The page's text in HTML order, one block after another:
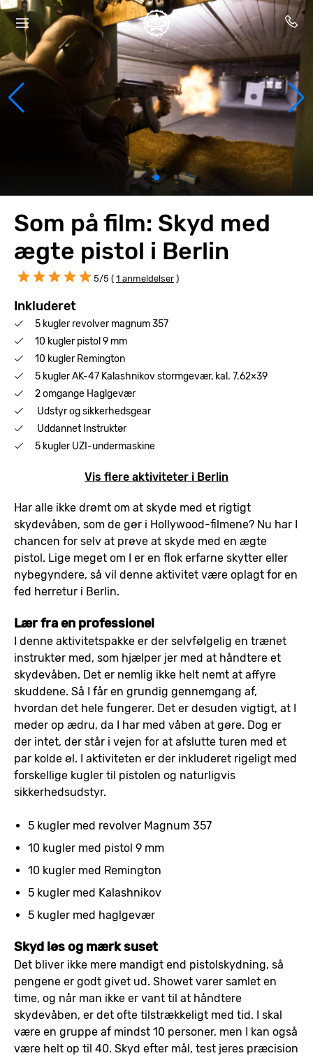
Som på film: Skyd med
ægte pistol i Berlin
5/5 ( 1 anmeldelser )
Inkluderet
5 kugler revolver magnum 357
10 kugler pistol 9 mm
10 kugler Remington
5 kugler AK-47 Kalashnikov stormgevær, kal. 7.62×39
2 omgange Haglgevær
Udstyr og sikkerhedsgear
Uddannet Instruktør
5 kugler UZI-undermaskine
Vis flere aktiviteter i Berlin
Har alle ikke drømt om at skyde med et rigtigt
skydevåben, som de gør i Hollywood-filmene? Nu har I
chancen for selv at prøve at skyde med en ægte
pistol. Lige meget om I er en flok erfarne skytter eller
nybegyndere, så vil denne aktivitet være oplagt for en
fed herretur i Berlin.
Lær fra en professionel
I denne aktivitetspakke er der selvfølgelig en trænet
instruktør med, som hjælper jer med at håndtere et
skydevåben. Det er nemlig ikke helt nemt at affyre
skuddene. Så I får en grundig gennemgang af,
hvordan det hele fungerer. Det er desuden vigtigt, at I
møder op ædru, da I har med våben at gøre. Dog er
der intet, der står i vejen for at afslutte turen med et
par kolde øl. I aktiviteten er der inkluderet rigeligt med
forskellige kugler til pistolen og naturligvis
sikkerhedsudstyr.
5 kugler med revolver Magnum 357
10 kugler med pistol 9 mm
10 kugler med Remington
5 kugler med Kalashnikov
5 kugler med haglgevær
Skyd løs og mærk suset
Det bliver ikke mere mandigt end pistolskydning, så
pengene er godt givet ud. Showet varer samlet en
time, og når man ikke er vant til at håndtere
skydevåben, er det ofte tilstrækkeligt med tid. I skal
være en gruppe af mindst 10 personer, men I kan også
være helt op til 40. Skyd efter mål, test jeres præcision